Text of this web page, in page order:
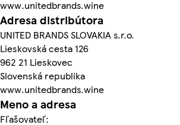
www.unitedbrands.wine
Adresa distribútora
UNITED BRANDS SLOVAKIA s.r.o.
Lieskovská cesta 126
962 21 Lieskovec
Slovenská republika
www.unitedbrands.wine
Meno a adresa
Fľašovateľ: